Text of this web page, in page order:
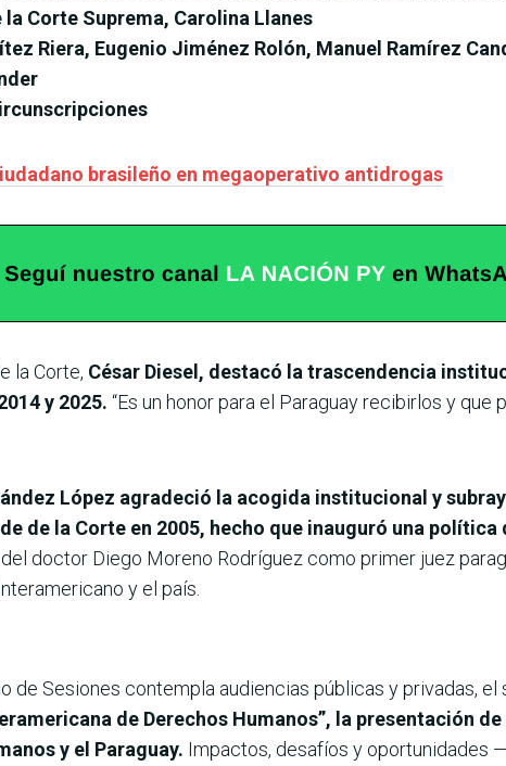
Corte Suprema, Carolina Llanes
Riera, Eugenio Jiménez Rolón, Manuel Ramírez
brasileño en megaoperativo antidrogas
la Corte, César Diesel, destacó la trascendencia
y 2025. “Es un honor para el Paraguay recibirlos y que
López agradeció la acogida institucional y
de la Corte en 2005, hecho que inauguró una
doctor Diego Moreno Rodríguez como primer juez
y el país.
de Sesiones contempla audiencias públicas y privadas, el
de Derechos Humanos”, la presentación
y el Paraguay. Impactos, desafíos y oportunidades